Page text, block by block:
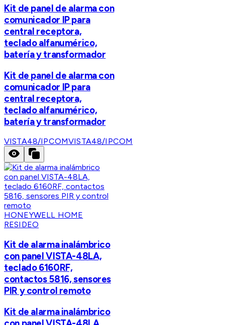
Kit de panel de alarma con
comunicador IP para
central receptora,
teclado alfanumérico,
batería y transformador
Kit de panel de alarma con
comunicador IP para
central receptora,
teclado alfanumérico,
batería y transformador
VISTA48/IPCOMVISTA48/IPCOM
HONEYWELL HOME
RESIDEO
Kit de alarma inalámbrico
con panel VISTA-48LA,
teclado 6160RF,
contactos 5816, sensores
PIR y control remoto
Kit de alarma inalámbrico